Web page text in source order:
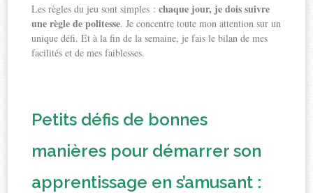
Les règles du jeu sont simples :chaque jour, je dois suivre
une règle de politesse. Je concentre toute mon attention sur un
unique défi. Et à la fin de la semaine, je fais le bilan de mes
facilités et de mes faiblesses.
Petits défis de bonnes
manières pour démarrer son
apprentissage en s’amusant :